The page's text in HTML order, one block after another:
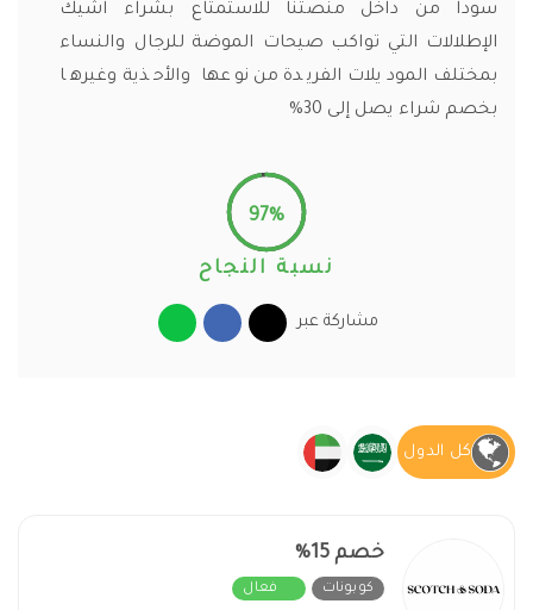
سودا من داخل منصتنا للاستمتاع بشراء اشيك
الإطلالات التي تواكب صيحات الموضة للرجال والنساء
بمختلف الموديلات الفريدة من نوعها والأحذية وغيرها
بخصم شراء يصل إلى 30%
97%
نسبة النجاح
مشاركة عبر
كل الدول
خصم 15%
كوبونات فعال